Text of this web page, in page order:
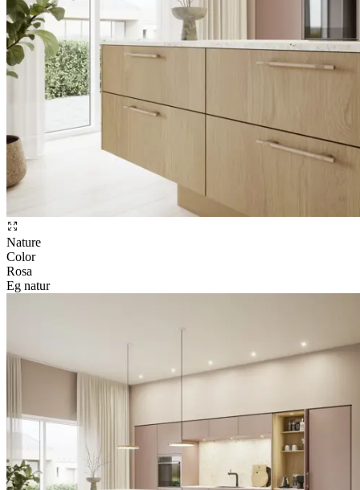
Nature
Color
Rosa
Eg natur